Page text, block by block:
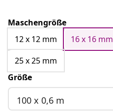
Maschengröße
12 x 12 mm
16 x 16 mm
25 x 25 mm
Größe
100 x 0,6 m